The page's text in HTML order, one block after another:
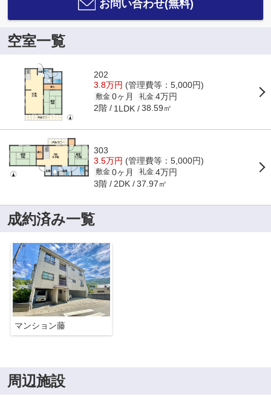
お問い合わせ(無料)
空室一覧
202
3.8万円 (管理費等：5,000円)
敷金 0ヶ月 礼金 4万円
2階 1LDK 38.59㎡
303
3.5万円 (管理費等：5,000円)
敷金 0ヶ月 礼金 4万円
3階 2DK 37.97㎡
成約済み一覧
マンション藤
周辺施設